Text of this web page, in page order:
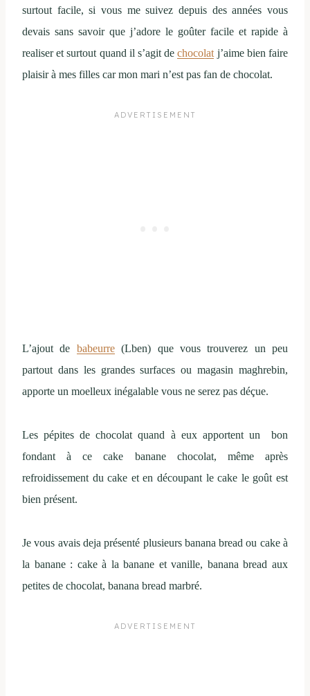
surtout facile, si vous me suivez depuis des années vous
devais sans savoir que j’adore le goûter facile et rapide à
realiser et surtout quand il s’agit dechocolat j’aime bien faire
plaisir à mes filles car mon mari n’est pas fan de chocolat.
L’ajout de babeurre(Lben) que vous trouverez un peu
partout dans les grandes surfaces ou magasin maghrebin,
apporte un moelleux inégalable vous ne serez pas déçue.
Les pépites de chocolat quand à eux apportent un bon
fondant à ce cake banane chocolat, même après
refroidissement du cake et en découpant le cake le goût est
bien présent.
Je vous avais deja présenté plusieurs banana bread ou cake à
la banane : cake à la banane et vanille, banana bread aux
petites de chocolat, banana bread marbré.